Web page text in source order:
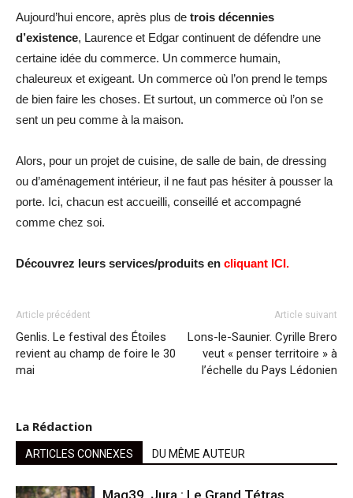
Aujourd’hui encore, après plus de trois décennies
d’existence, Laurence et Edgar continuent de défendre une
certaine idée du commerce. Un commerce humain,
chaleureux et exigeant. Un commerce où l’on prend le temps
de bien faire les choses. Et surtout, un commerce où l’on se
sent un peu comme à la maison.
Alors, pour un projet de cuisine, de salle de bain, de dressing
ou d’aménagement intérieur, il ne faut pas hésiter à pousser la
porte. Ici, chacun est accueilli, conseillé et accompagné
comme chez soi.
Découvrez leurs services/produits en cliquant ICI.
Article précédent
Genlis. Le festival des Étoiles
revient au champ de foire le 30
mai
Article suivant
Lons-le-Saunier. Cyrille Brero
veut « penser territoire » à
l’échelle du Pays Lédonien
La Rédaction
ARTICLES CONNEXES DU MÊME AUTEUR
Mag39. Jura : Le Grand Tétras,